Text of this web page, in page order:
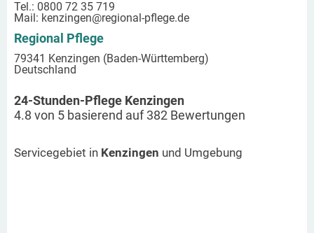
Tel.: 0800 72 35 719
Mail: kenzingen@regional-pflege.de
Regional Pflege
79341 Kenzingen (Baden-Württemberg)
Deutschland
24-Stunden-Pflege Kenzingen
4.8 von 5 basierend auf382 Bewertungen
Servicegebiet in Kenzingen und Umgebung